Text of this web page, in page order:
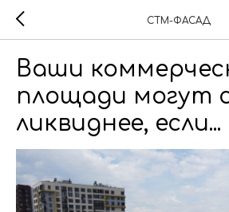
СТМ-ФАСАД
Ваши
площади могут
ликвиднее, если...